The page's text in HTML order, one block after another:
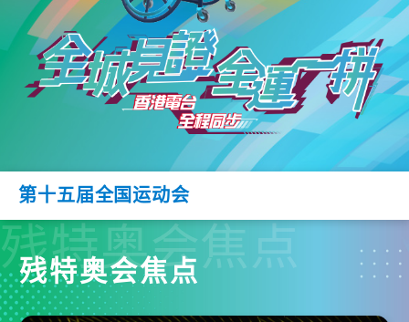
第十五届全国运动会
残特奥会焦点
残特奥会焦点